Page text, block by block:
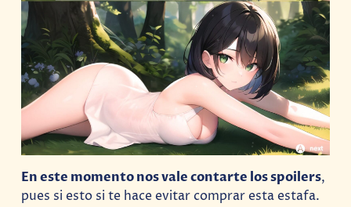
En este momento nos vale contarte los spoilers,
pues si esto si te hace evitar comprar esta estafa.